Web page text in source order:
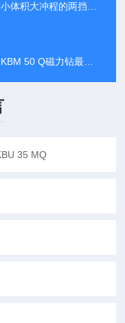
冲程的两挡通用型磁力钻
Q磁力钻最大直径50mm